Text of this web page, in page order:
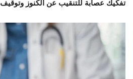
تفكيك عصابة للتنقيب عن الكنوز وتوقيف 6 أشخاص